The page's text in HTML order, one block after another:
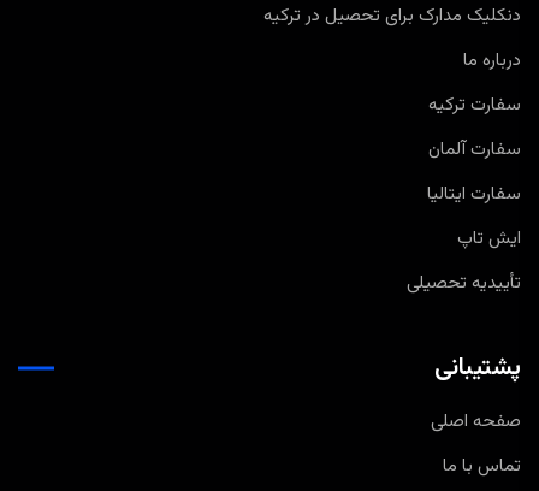
دنکلیک مدارک برای تحصیل در ترکیه
درباره ما
سفارت ترکیه
سفارت آلمان
سفارت ایتالیا
ایش تاپ
تأییدیه تحصیلی
پشتیبانی
صفحه اصلی
تماس با ما